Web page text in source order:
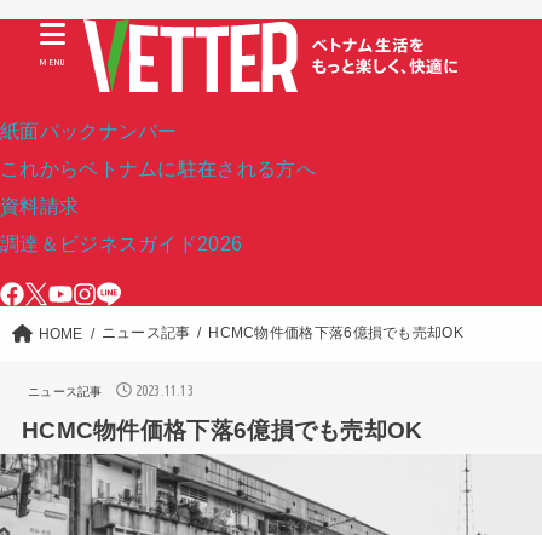
紙面バックナンバー
これからベトナムに駐在される方へ
資料請求
調達＆ビジネスガイド2026
MENU
HOME ニュース記事 HCMC物件価格下落6億損でも売却OK
ニュース記事 2023.11.13
HCMC物件価格下落6億損でも売却OK